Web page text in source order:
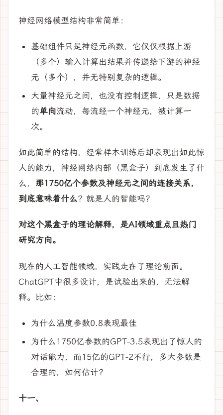
神经网络模型结构非常简单：
基础组件只是神经元函数，它仅仅根据上游
（多个）输入计算出结果并传递给下游的神经
元（多个），并无特别复杂的逻辑。
大量神经元之间，也没有控制逻辑，只是数据
的单向流动，每流经一个神经元，被计算一
次。
如此简单的结构，经常样本训练后却表现出如此惊
人的能力，神经网络内部（黑盒子）到底发生了什
么， 那1750亿个参数及神经元之间的连接关系，
到底意味着什么？就是人的智能吗？
对这个黑盒子的理论解释，是AI领域重点且热门
研究方向。
现在的人工智能领域，实践走在了理论前面。
ChatGPT中很多设计，是试验出来的，无法解
释。比如：
为什么温度参数0.8表现最佳
为什么1750亿参数的GPT-3.5表现出了惊人的
对话能力，而15亿的GPT-2不行，多大参数是
合理的，如何估计？
十一、